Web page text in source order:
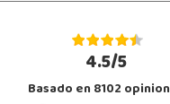
Juguetilandia Alicante Corfú
Alicante
Diaz, Local 2-B. Centro Comercial Isla de
4.5/5
Basado en 8102